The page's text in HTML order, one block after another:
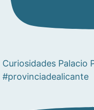
Curiosidades Palacio
#provinciadealicante